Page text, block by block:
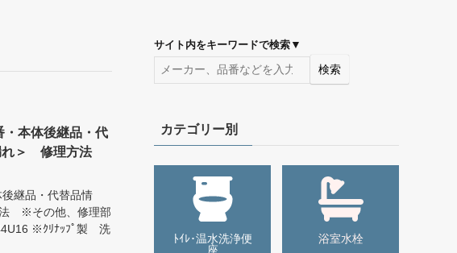
・本体後継品・代
れ＞ 修理方法
継品・代替品情
※その他、修理部
※ｸﾘﾅｯﾌﾟ製 洗
サイト内をキーワードで検索 ▼
検索
カテゴリー別
ﾄｲﾚ･温水洗浄便
座
浴室水栓